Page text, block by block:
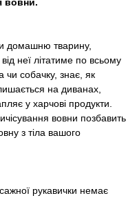
домашню тварину,
неї літатиме по всьому
чи собачку, знає, як
на диванах,
у харчові продукти.
вовни позбавить
з тіла вашого
рукавички немає